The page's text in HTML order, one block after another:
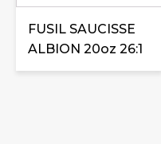
FUSIL SAUCISSE
ALBION 20oz 26:1